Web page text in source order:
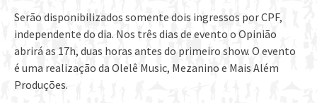
Serão disponibilizados somente dois ingressos por CPF,
independente do dia. Nos três dias de evento o Opinião
abrirá as 17h, duas horas antes do primeiro show. O evento
é uma realização da Olelê Music, Mezanino e Mais Além
Produções.